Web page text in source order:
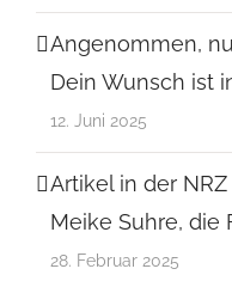
Angenommen,
Dein Wunsch ist
12. Juni 2025
Artikel in der
Meike Suhre, die
28. Februar 2025